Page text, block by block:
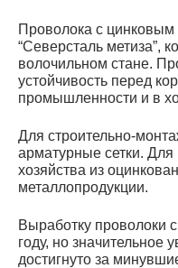
Проволока с
“Северсталь метиза”,
волочильном стане.
устойчивость перед
промышленности и в
Для строительно-
арматурные сетки.
хозяйства из
металлопродукции.
Выработку проволоки
году, но значительное
достигнуто за